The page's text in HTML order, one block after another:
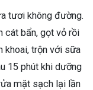
tươi không đường.
cát bẩn, gọt vỏ rồi
khoai, trộn với sữa
15 phút khi dưỡng
mặt sạch lại lần